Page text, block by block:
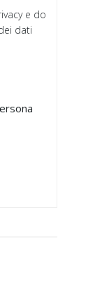
e do
dati